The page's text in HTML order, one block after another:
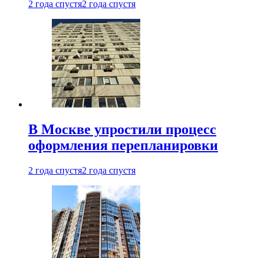
2 года спустя2 года спустя
В Москве упростили процесс
оформления перепланировки
2 года спустя2 года спустя